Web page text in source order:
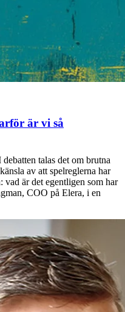
är vi så
talas det om brutna
av att spelreglerna har
är det egentligen som har
COO på Elera, i en